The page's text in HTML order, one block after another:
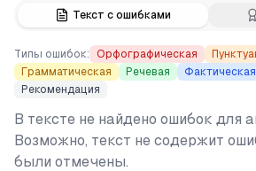
Текст с ошибками
Типы ошибок: Орфографическая
Грамматическая
Речевая Фактическая
Рекомендация
В тексте не найдено ошибок для
Возможно, текст не содержит
были отмечены.